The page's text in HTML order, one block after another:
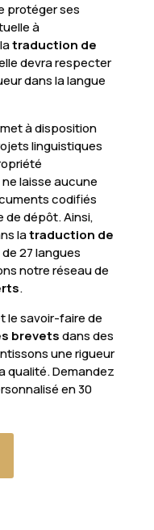
protéger ses
à
traduction de
devra respecter
dans la langue
met à disposition
linguistiques
ne laisse aucune
codifiés
de dépôt. Ainsi,
latraduction de
27 langues
notre réseau de
.
le savoir-faire de
brevetsdans des
une rigueur
qualité. Demandez
en 30